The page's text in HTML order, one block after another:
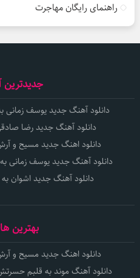
راهنمای رایگان مهاجرت
دانلود آهنگ جدید یوسف زمانی
دانلود آهنگ جدید رضا
دانلود اهنگ جدید مسیح و
دانلود آهنگ جدید یوسف زمانی
دانلود آهنگ جدید اشوان
بهترین
دانلود اهنگ جدید مسیح و
دانلود آهنگ موند به قلبم